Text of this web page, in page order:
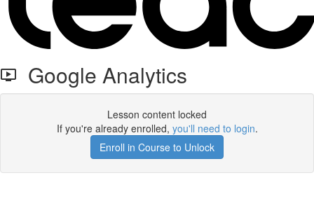
Google Analytics
Lesson content locked
If you're already enrolled, you'll need to login.
Enroll in Course to Unlock